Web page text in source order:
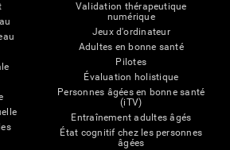
Validation thérapeutique
numérique
Jeux d'ordinateur
Adultes en bonne santé
Pilotes
Évaluation holistique
Personnes âgées en bonne santé
(iTV)
Entraînement adultes âgés
État cognitif chez les personnes
âgées